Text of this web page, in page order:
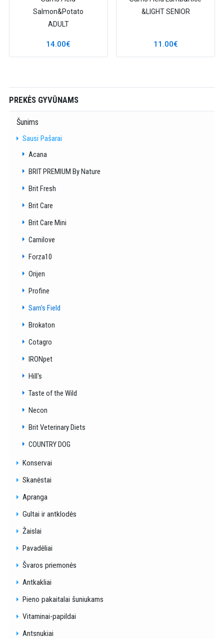
Salmon&Potato
ADULT
14.00€
&LIGHT SENIOR
11.00€
PREKĖS GYVŪNAMS
Šunims
Sausi Pašarai
Acana
BRIT PREMIUM By Nature
Brit Fresh
Brit Care
Brit Care Mini
Carnilove
Forza10
Orijen
Profine
Sam's Field
Brokaton
Cotagro
IRONpet
Hill's
Taste of the Wild
Necon
Brit Veterinary Diets
COUNTRY DOG
Konservai
Skanėstai
Apranga
Gultai ir antklodės
Žaislai
Pavadėliai
Švaros priemonės
Antkakliai
Pieno pakaitalai šuniukams
Vitaminai-papildai
Antsnukiai